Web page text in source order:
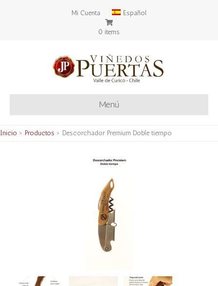
Mi Cuenta Español
0 items
Menú
Inicio > Productos > Descorchador Premium Doble tiempo